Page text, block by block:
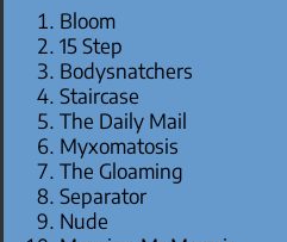
Bloom
15 Step
Bodysnatchers
Staircase
The Daily Mail
Myxomatosis
The Gloaming
Separator
Nude